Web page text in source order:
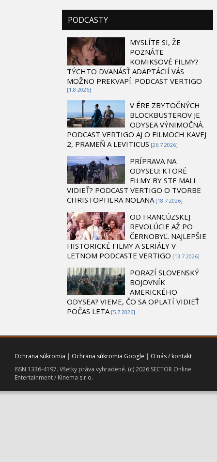
PODCASTY
MYSLÍTE SI, ŽE
POZNÁTE
KOMIKSOVÉ FILMY?
TÝCHTO DVANÁSŤ ADAPTÁCIÍ VÁS
MOŽNO PREKVAPÍ. PODCAST VERTIGO
[1.8 2026]
V ÉRE ZBYTOČNÝCH
BLOCKBUSTEROV JE
ODYSEA VÝNIMOČNÁ.
PODCAST VERTIGO AJ O FILMOCH KAVEJ
2, PRAMEŇ A LEVITICUS [26.7 2026]
PRÍPRAVA NA
ODYSEU: KTORÉ
FILMY BY STE MALI
VIDIEŤ? PODCAST VERTIGO O TVORBE
CHRISTOPHERA NOLANA [18.7 2026]
OD FRANCÚZSKEJ
REVOLÚCIE AŽ PO
ČERNOBYĽ. NAJLEPŠIE
HISTORICKÉ FILMY A SERIÁLY V
LETNOM PODCASTE VERTIGO [13.7 2026]
PORAZÍ SLOVENSKÝ
BOJOVNÍK
AMERICKÉHO
ODYSEA? VIEME, ČO SA OPLATÍ VIDIEŤ
POČAS LETA [5.7 2026]
Ochrana súkromia | Ochrana súkromia Google | O nás / kontakt
ISSN 1336-4197. Všetky práva vyhradené. (c) 2026 SECTOR Online
Entertainment / Kinema s.r.o.